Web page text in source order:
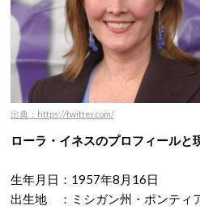
出典：https://twitter.com/
ローラ・イネスのプロフィールと
生年月日：1957年8月16日
出生地 ：ミシガン州・ポンティ